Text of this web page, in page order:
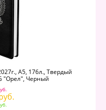
А5, 176л., Твердый
"Орел", Черный